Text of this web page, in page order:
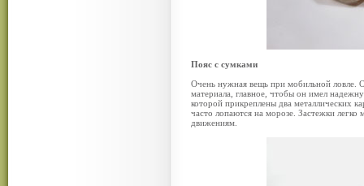
Пояс с сумками
Очень нужная вещь при мобильной ловле.
материала, главное, чтобы он имел
которой прикреплены два металлических
часто лопаются на морозе. Застежки
движениям.